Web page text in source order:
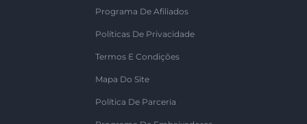
Programa De Afiliados
Políticas De Privacidade
Termos E Condições
Mapa Do Site
Política De Parceria